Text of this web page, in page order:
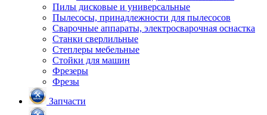
Пилы дисковые и универсальные
Пылесосы, принадлежности для пылесосов
Сварочные аппараты, электросварочная оснастка
Станки сверлильные
Степлеры мебельные
Стойки для машин
Фрезеры
Фрезы
Запчасти